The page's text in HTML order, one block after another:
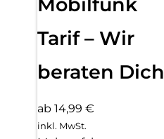
Tarif – Wir
beraten Dich
ab 14,99 €
inkl. MwSt.